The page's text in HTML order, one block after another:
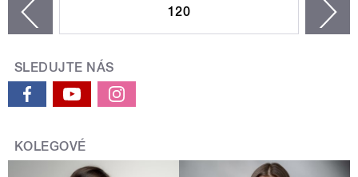
120
SLEDUJTE NÁS
KOLEGOVÉ